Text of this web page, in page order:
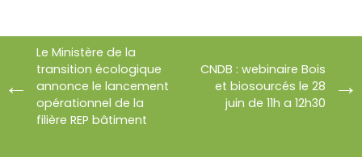
Le Ministère de la
transition écologique
annonce le lancement
opérationnel de la
filière REP bâtiment
CNDB : webinaire Bois
et biosourcés le 28
juin de 11h a 12h30